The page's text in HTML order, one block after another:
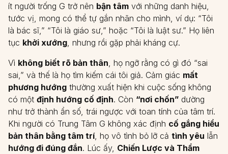
ít người trống G trở nên bận tâm với những danh hiệu,
tước vị, mong có thể tự gắn nhãn cho mình, ví dụ: “Tôi
là bác sĩ,” “Tôi là giáo sư,” hoặc “Tôi là luật sư.” Họ liên
tục khởi xướng , nhưng rồi gặp phải kháng cự.
Vì không biết rõ bản thân , họ ngỡ rằng có gì đó “sai
sai,” và thế là họ tìm kiếm cái tôi giả. Cảm giác mất
phương hướng thường xuất hiện khi cuộc sống không
có một định hướng cố định. Còn “nơi chốn” dường
như trở thành ẩn số, trái ngược với toan tính của tâm trí.
Khi người có Trung Tâm G không xác định cố gắng hiểu
bản thân bằng tâm trí, họ vô tình bỏ lỡ cả tình yêu lẫn
hướng đi đúng đắn. Lúc ấy, Chiến Lược và Thẩm